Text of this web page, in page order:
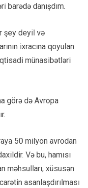
barədə danışdım.
şey deyil və
ixracına qoyulan
münasibətləri
görə də Avropa
50 milyon avrodan
Və bu, hamısı
məhsulları, xüsusən
asanlaşdırılması